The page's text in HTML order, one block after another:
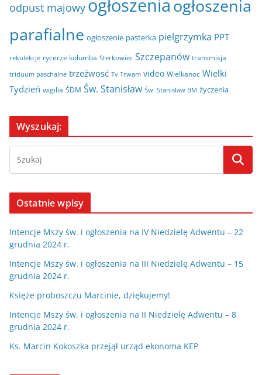
odpust majowy ogłoszeniaogłoszenia
parafialne ogłoszenie pasterka pielgrzymka PPT
rekolekcje rycerze kolumba Sterkowiec Szczepanów transmisja
triduum paschalne trzeźwosć Tv Trwam video Wielkanoc Wielki
Tydzień wigilia ŚDM Św. Stanisław Św. Stanisław BM życzenia
Wyszukaj:
Ostatnie wpisy
Intencje Mszy św. i ogłoszenia na IV Niedzielę Adwentu – 22
grudnia 2024 r.
Intencje Mszy św. i ogłoszenia na III Niedzielę Adwentu – 15
grudnia 2024 r.
Księże proboszczu Marcinie, dziękujemy!
Intencje Mszy św. i ogłoszenia na II Niedzielę Adwentu – 8
grudnia 2024 r.
Ks. Marcin Kokoszka przejął urząd ekonoma KEP